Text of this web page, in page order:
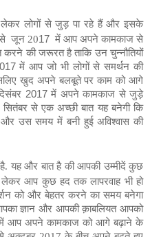
लोगों से जुड़ पा रहे हैं और इसके
जून 2017 में आप अपने कामकाज से
करने की जरूरत है ताकि उन चुन्नौतियों
में आप जो भी लोगों से समर्थन की
खुद अपने बलबूते पर काम को आगे
2017में अपने कामकाज से जुड़े
सितंबर से एक अच्छी बात यह बनेगी कि
और उससमय में बनी हुई अविश्वास की
यह और बात है की आपकी उम्मीदें कुछ
लेकर आप कुछ हद तक लापरवाह भी हो
को और बेहतर करने का समय बनेगा
ज्ञान और आपकी क़ाबलियत आपको
आप अपने कामकाज को आगे बढ़ाने के